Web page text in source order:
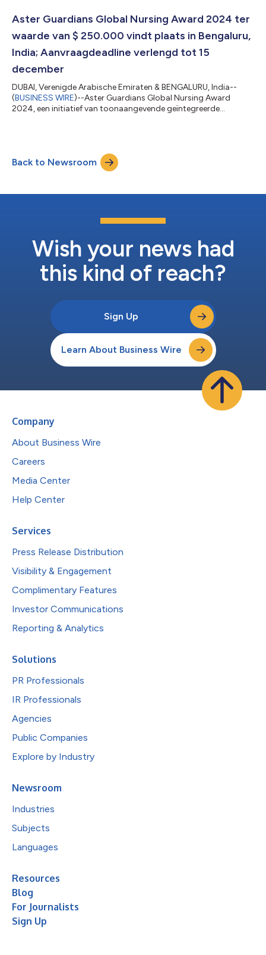
patiëntenzorg, verpleegkundig leiderschap, verpleegkundig
Aster Guardians Global Nursing Award 2024 ter
waarde van $ 250.000 vindt plaats in Bengaluru,
India; Aanvraagdeadline verlengd tot 15
december
DUBAI, Verenigde Arabische Emiraten & BENGALURU, India--
(BUSINESS WIRE)--Aster Guardians Global Nursing Award
2024, een initiatief van toonaangevende geïntegreerde
verpleegkundigen in meer dan130 landen nadert Aster de
aanvraagaantallen van vorig jaar al binnen de eerste paar
weken. Verpleegkundigen van over de hele wereld kunnen nu
Back to Newsroom
Wish your news had
this kind of reach?
Sign Up
Learn About Business Wire
Company
About Business Wire
Careers
Media Center
Help Center
Services
Press Release Distribution
Visibility & Engagement
Complimentary Features
Investor Communications
Reporting & Analytics
Solutions
PR Professionals
IR Professionals
Agencies
Public Companies
Explore by Industry
Newsroom
Industries
Subjects
Languages
Resources
Blog
For Journalists
Sign Up